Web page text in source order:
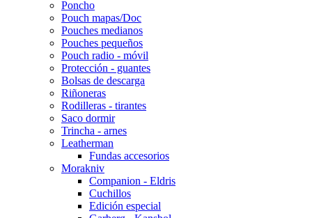
Poncho
Pouch mapas/Doc
Pouches medianos
Pouches pequeños
Pouch radio - móvil
Protección - guantes
Bolsas de descarga
Riñoneras
Rodilleras - tirantes
Saco dormir
Trincha - arnes
Leatherman
Fundas accesorios
Morakniv
Companion - Eldris
Cuchillos
Edición especial